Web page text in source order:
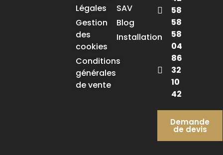
Légales
Gestion
des
cookies
Conditions
générales
de vente
SAV
Blog
Installation
58
58
58
04
86
32
10
42
Demande
de devis